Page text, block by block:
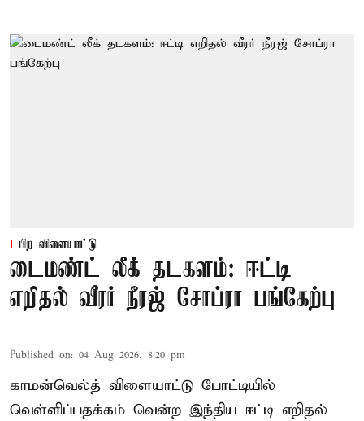
பிற விளையாட்டு
டைமண்ட் லீக் தடகளம்: ஈட்டி
எறிதல் வீரர் நீரஜ் சோப்ரா பங்கேற்பு
Published on: 04 Aug 2026, 8:20 pm
காமன்வெல்த் விளையாட்டு போட்டியில்
வெள்ளிப்பதக்கம் வென்ற இந்திய ஈட்டி எறிதல்